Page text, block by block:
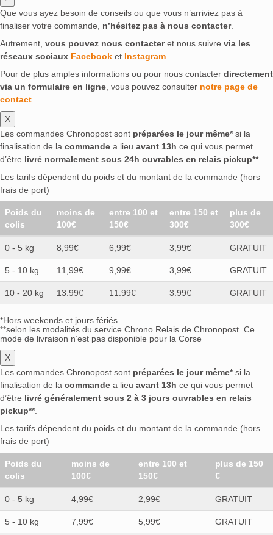
Que vous ayez besoin de conseils ou que vous n’arriviez pas à
finaliser votre commande, n’hésitez pas à nous contacter.
Autrement, vous pouvez nous contacteret nous suivre via les
réseaux sociaux Facebook et Instagram
Pour de plus amples informations ou pour nous contacter directement
via un formulaire en ligne , vous pouvez consulter notre page de
contact
X
Les commandes Chronopost sont préparées le jour même*si la
finalisation de la commande a lieu avant 13h ce qui vous permet
d’être livré normalement sous 24h ouvrables en relais pickup**.
Les tarifs dépendent du poids et du montant de la commande (hors
frais de port)
Poids du
colis
moins de
100€
entre 100 et
150€
entre 150 et
300€
plus de
300€
0 - 5 kg 8,99€ 6,99€ 3,99€ GRATUIT
5 - 10 kg 11,99€ 9,99€ 3,99€ GRATUIT
10 - 20 kg 13.99€ 11.99€ 3.99€ GRATUIT
*Hors weekends et jours fériés
**selon les modalités du service Chrono Relais de Chronopost. Ce
mode de livraison n’est pas disponible pour la Corse
X
Les commandes Chronopost sont préparées le jour même*si la
finalisation de la commande a lieu avant 13h ce qui vous permet
d’être livré généralement sous 2 à 3 jours ouvrables en relais
pickup**.
Les tarifs dépendent du poids et du montant de la commande (hors
frais de port)
Poids du
colis
moins de
100€
entre 100 et
150€
plus de 150
€
0 - 5 kg 4,99€ 2,99€ GRATUIT
5 - 10 kg 7,99€ 5,99€ GRATUIT